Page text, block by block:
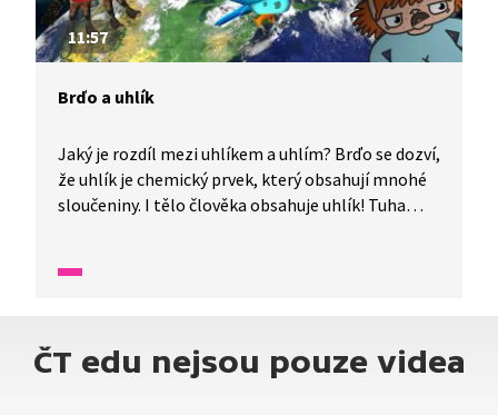
11:57
Brďo a uhlík
Jaký je rozdíl mezi uhlíkem a uhlím? Brďo se dozví,
že uhlík je chemický prvek, který obsahují mnohé
sloučeniny. I tělo člověka obsahuje uhlík! Tuha
při zjišťování stáří nalezených předmětů, aktivní
ČT edu nejsou pouze videa